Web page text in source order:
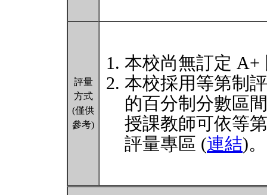
評量
方式
(僅供
參考)
本校尚無訂定 A+
本校採用等第制
的百分制分數區
授課教師可依等
評量專區 (連結)。